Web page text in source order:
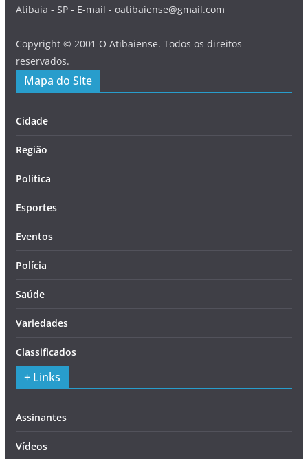
Atibaia - SP - E-mail - oatibaiense@gmail.com
Copyright © 2001 O Atibaiense. Todos os direitos
reservados.
Mapa do Site
Cidade
Região
Política
Esportes
Eventos
Polícia
Saúde
Variedades
Classificados
+ Links
Assinantes
Vídeos